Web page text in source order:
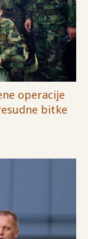
operacije
bitke